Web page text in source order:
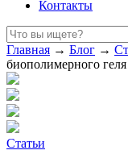
Контакты
Главная → Блог →
биополимерного геля
Статьи